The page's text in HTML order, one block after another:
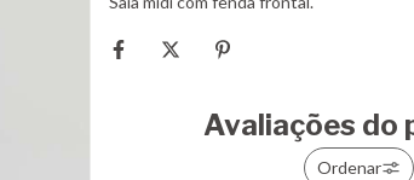
Avaliações do
Ordenar